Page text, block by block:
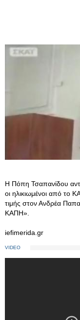
Η Πόπη Τσαπανίδου
οι ηλικιωμένοι από το
τιμής στον Ανδρέα
ΚΑΠΗ».
iefimerida.gr
VIDEO